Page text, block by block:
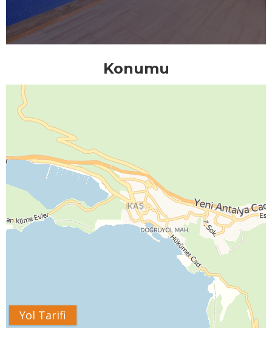
Konumu
Yol Tarifi